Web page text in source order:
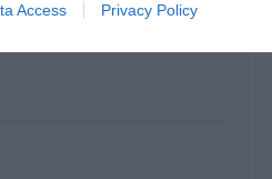
Access Privacy Policy
TROIS CLASSES